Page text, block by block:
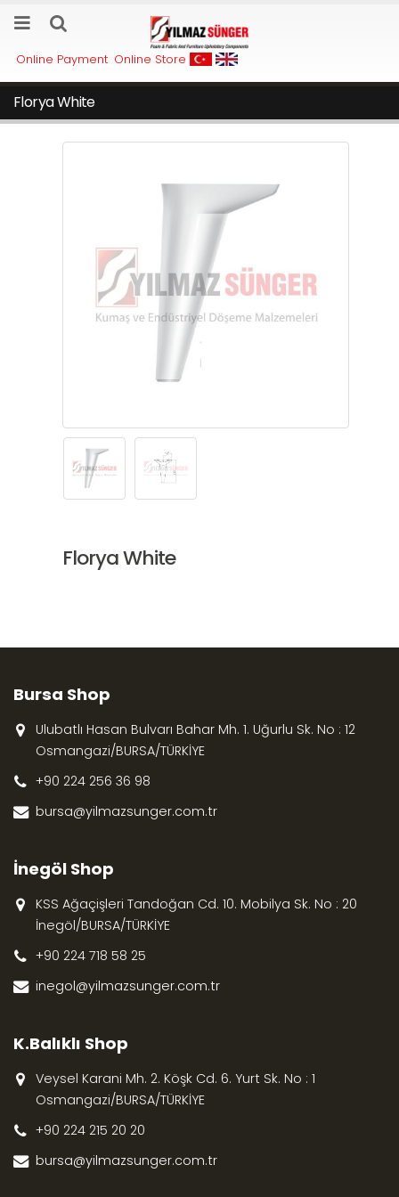
Online Payment Online Store
Florya White
Florya White
Bursa Shop
Ulubatlı Hasan Bulvarı Bahar Mh. 1. Uğurlu Sk. No : 12
Osmangazi/BURSA/TÜRKİYE
+90 224 256 36 98
bursa@yilmazsunger.com.tr
İnegöl Shop
KSS Ağaçişleri Tandoğan Cd. 10. Mobilya Sk. No : 20
İnegöl/BURSA/TÜRKİYE
+90 224 718 58 25
inegol@yilmazsunger.com.tr
K.Balıklı Shop
Veysel Karani Mh. 2. Köşk Cd. 6. Yurt Sk. No : 1
Osmangazi/BURSA/TÜRKİYE
+90 224 215 20 20
bursa@yilmazsunger.com.tr